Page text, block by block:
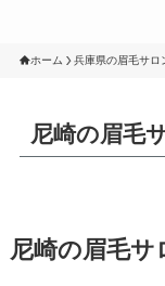
ホーム 兵庫県の眉毛サロ
尼崎の眉毛
尼崎の眉毛サ